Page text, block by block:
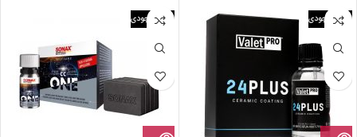
اتمام موجودی اتمام موجودی